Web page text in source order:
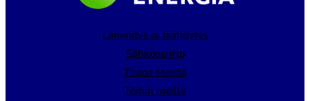
Lämmitys ja Jäähdytys
Sähkönsiirto
Tietoa Meistä
Töihin meille